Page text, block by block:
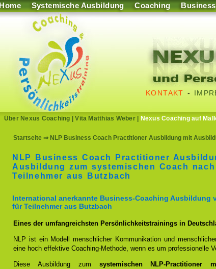
Home Systemische Ausbildung Coaching Business
KONTAKT -
Über Nexus Coaching |Vita Matthias Weber| Nexus Coaching auf
Startseite ⇒ NLP Business Coach Practitioner Ausbildung mit
NLP Business Coach Practitioner
Ausbildung zum systemischen Coach
Teilnehmer aus Butzbach
International anerkannte Business-Coaching Ausbildung
für Teilnehmer aus Butzbach
Eines der umfangreichsten Persönlichkeitstrainings in
NLP ist ein Modell menschlicher Kommunikation und
eine hoch effektive Coaching-Methode, wenn es um professionelle
Diese Ausbildung zum systemischen NLP-Practitioner